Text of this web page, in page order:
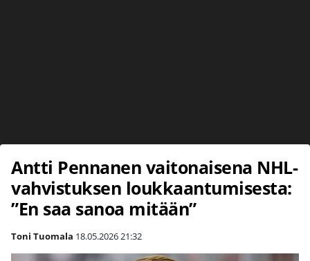
Antti Pennanen vaitonaisena NHL-
vahvistuksen loukkaantumisesta:
”En saa sanoa mitään”
Toni Tuomala 18.05.202621:32